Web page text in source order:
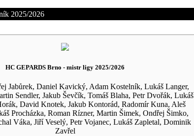
2025/2026
HC GEPARDS Brno - mistr ligy 2025/2026
Jabůrek, Daniel Kavický, Adam Kostelník, Lukáš Langer,
Sendler, Jakub Ševčík, Tomáš Blaha, Petr Dvořák, Lukáš
David Knotek, Jakub Kontorád, Radomír Kuna, Aleš
Procházka, Roman Rízner, Martin Šimek, Ondřej Šimko,
Váka, Jiří Veselý, Petr Vojanec, Lukáš Zapletal, Dominik
Zavřel